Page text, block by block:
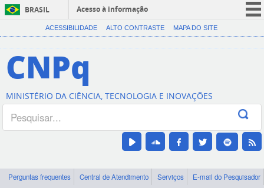
BRASIL
Acesso à informação
CORONAVÍRUS (COVID-19)
Canais
ACESSIBILIDADE ALTO CONTRASTE MAPA DO SITE
CNPq
MINISTÉRIO DA CIÊNCIA, TECNOLOGIA E INOVAÇÕES
Perguntas frequentes Central de Atendimento Serviços
E-mail do Pesquisador